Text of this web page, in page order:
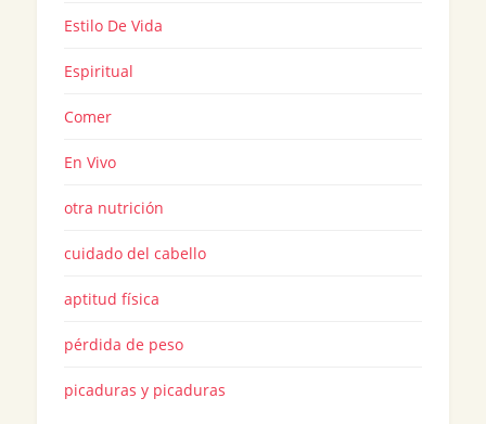
Estilo De Vida
Espiritual
Comer
En Vivo
otra nutrición
cuidado del cabello
aptitud física
pérdida de peso
picaduras y picaduras